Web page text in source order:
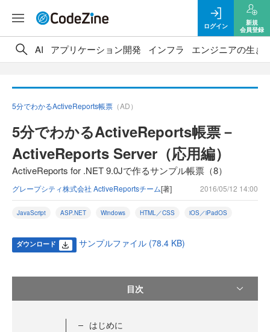
ログイン
新規
会員登録
AI アプリケーション開発 インフラ エンジニアの生き
5分でわかるActiveReports帳票 （AD）
5分でわかるActiveReports帳票－
ActiveReports Server（応用編）
ActiveReports for .NET 9.0Jで作るサンプル帳票（8）
グレープシティ株式会社 ActiveReportsチーム[著] 2016/05/12 14:00
JavaScript ASP.NET Windows HTML／CSS iOS／iPadOS
ダウンロード サンプルファイル (78.4 KB)
目次
はじめに